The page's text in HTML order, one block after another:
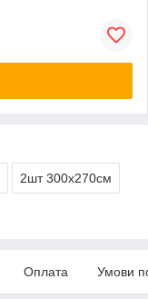
2шт 300х270см
Оплата Умови